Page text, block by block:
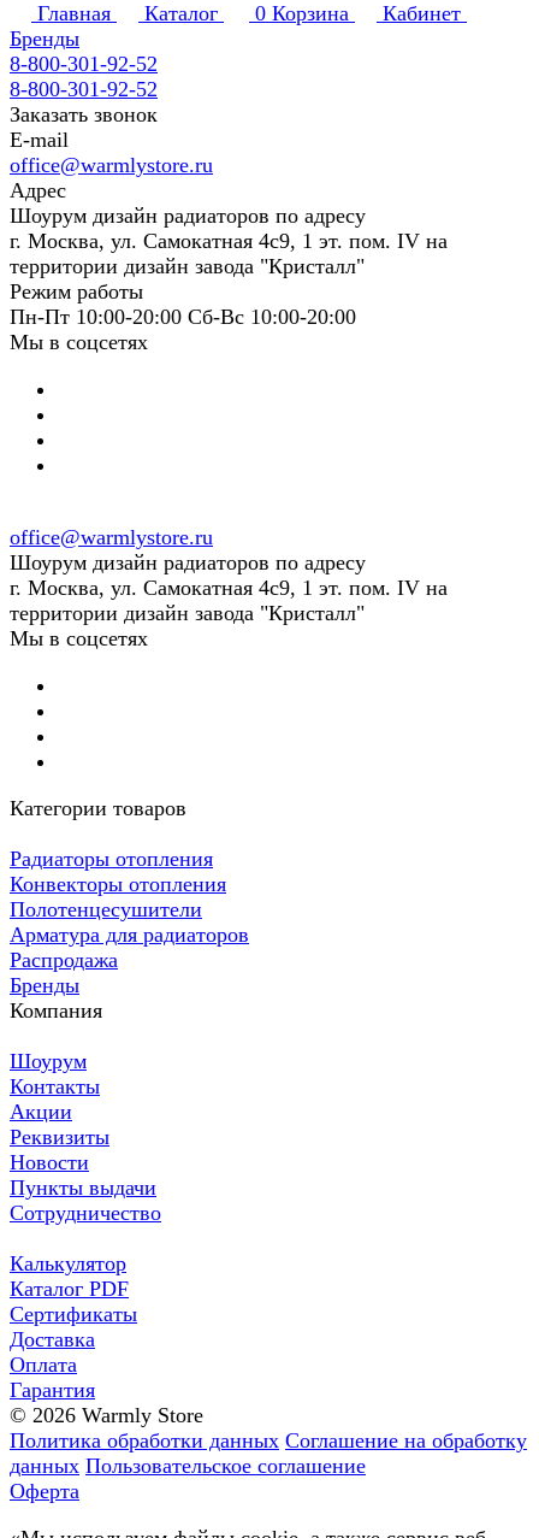
Главная
Каталог 0 Корзина
Кабинет
Бренды
8-800-301-92-52
8-800-301-92-52
Заказать звонок
E-mail
office@warmlystore.ru
Адрес
Шоурум дизайн радиаторов по адресу
г. Москва, ул. Самокатная 4с9, 1 эт. пом. IV на
территории дизайн завода "Кристалл"
Режим работы
Пн-Пт 10:00-20:00 Сб-Вс 10:00-20:00
Мы в соцсетях
office@warmlystore.ru
Шоурум дизайн радиаторов по адресу
г. Москва, ул. Самокатная 4с9, 1 эт. пом. IV на
территории дизайн завода "Кристалл"
Мы в соцсетях
Категории товаров
Радиаторы отопления
Конвекторы отопления
Полотенцесушители
Арматура для радиаторов
Распродажа
Бренды
Компания
Шоурум
Контакты
Акции
Реквизиты
Новости
Пункты выдачи
Сотрудничество
Калькулятор
Каталог PDF
Сертификаты
Доставка
Оплата
Гарантия
© 2026 Warmly Store
Политика обработки данных Соглашение на обработку
данных Пользовательское соглашение
Оферта